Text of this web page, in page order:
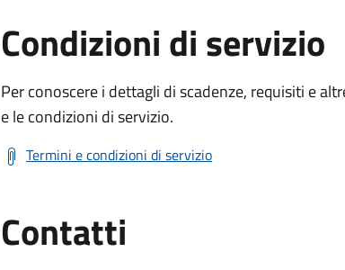
Condizioni di servizio
Per conoscere i dettagli di scadenze, requisiti e
e le condizioni di servizio.
Termini e condizioni di servizio
Contatti